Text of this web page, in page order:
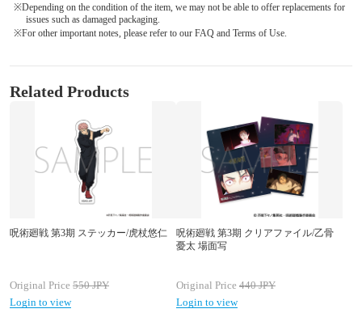
※Depending on the condition of the item, we may not be able to offer replacements for
issues such as damaged packaging.
※For other important notes, please refer to our FAQ and Terms of Use.
Related Products
呪術廻戦 第3期 ステッカー/虎杖悠仁
Original Price 550JPY
Login to view
呪術廻戦 第3期 クリアファイル/乙骨
憂太 場面写
Original Price 440JPY
Login to view